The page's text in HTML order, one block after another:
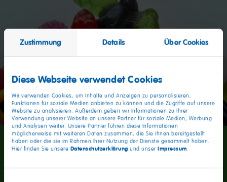
Zustimmung Details Über Cookies
Diese Webseite verwendet Cookies
Wir verwenden Cookies, um Inhalte und Anzeigen zu personalisieren,
Funktionen für soziale Medien anbieten zu können und die Zugriffe auf unsere
Website zu analysieren. Außerdem geben wir Informationen zu Ihrer
Verwendung unserer Website an unsere Partner für soziale Medien, Werbung
und Analysen weiter. Unsere Partner führen diese Informationen
möglicherweise mit weiteren Daten zusammen, die Sie ihnen bereitgestellt
haben oder die sie im Rahmen Ihrer Nutzung der Dienste gesammelt haben.
Hier finden Sie unsere Datenschutzerklärung und unser Impressum.